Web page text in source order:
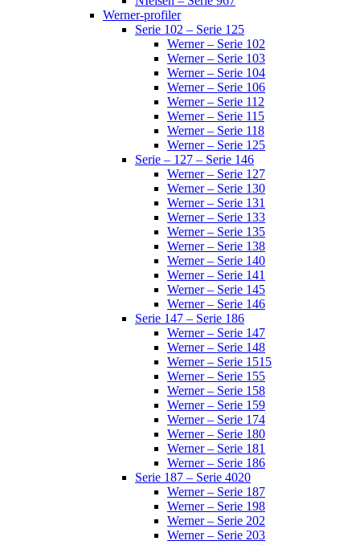
Werner-profiler
Serie 102 – Serie 125
Werner – Serie 102
Werner – Serie 103
Werner – Serie 104
Werner – Serie 106
Werner – Serie 112
Werner – Serie 115
Werner – Serie 118
Werner – Serie 125
Serie – 127 – Serie 146
Werner – Serie 127
Werner – Serie 130
Werner – Serie 131
Werner – Serie 133
Werner – Serie 135
Werner – Serie 138
Werner – Serie 140
Werner – Serie 141
Werner – Serie 145
Werner – Serie 146
Serie 147 – Serie 186
Werner – Serie 147
Werner – Serie 148
Werner – Serie 1515
Werner – Serie 155
Werner – Serie 158
Werner – Serie 159
Werner – Serie 174
Werner – Serie 180
Werner – Serie 181
Werner – Serie 186
Serie 187 – Serie 4020
Werner – Serie 187
Werner – Serie 198
Werner – Serie 202
Werner – Serie 203